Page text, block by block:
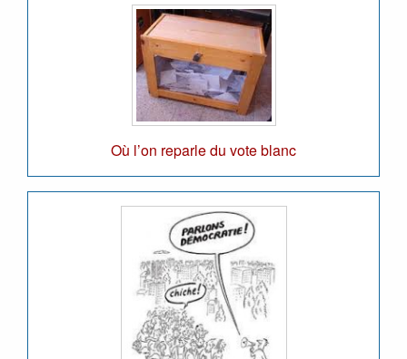
Où l’on reparle du vote blanc